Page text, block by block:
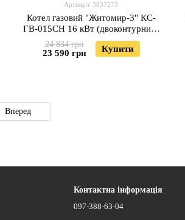
Артикул: 3837273
Котел газовий "Житомир-3" КС-
ГВ-015СН 16 кВт (двоконтурний)
(димохід ззаду)
24 834 грн
23 590 грн Купити
Вперед
Контактна інформація
097-388-63-04